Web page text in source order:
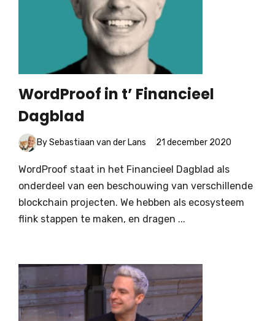
WordProof in t’ Financieel
Dagblad
By Sebastiaan van der Lans 21 december 2020
WordProof staat in het Financieel Dagblad als
onderdeel van een beschouwing van verschillende
blockchain projecten. We hebben als ecosysteem
flink stappen te maken, en dragen ...